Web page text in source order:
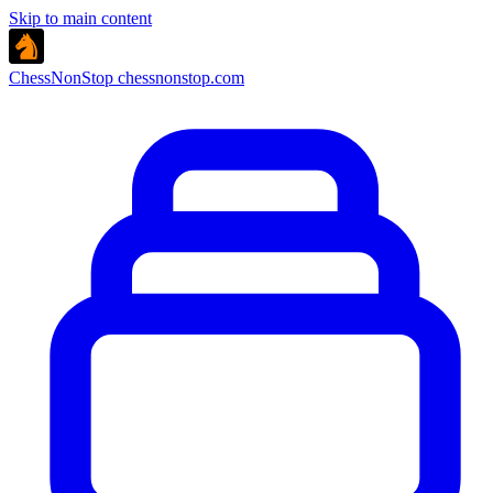
Skip to main content
ChessNonStop chessnonstop.com